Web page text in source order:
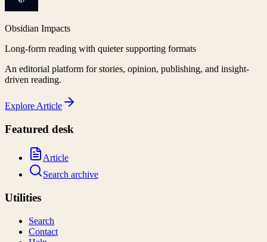
Obsidian Impacts
Long-form reading with quieter supporting formats
An editorial platform for stories, opinion, publishing, and insight-
driven reading.
Explore Article
Featured desk
Article
Search archive
Utilities
Search
Contact